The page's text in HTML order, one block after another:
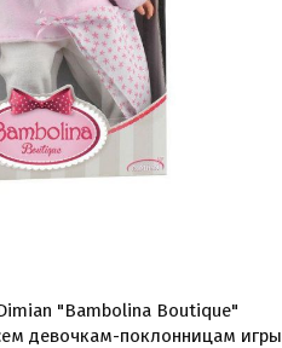
"Bambolina Boutique"
девочкам-поклонницам